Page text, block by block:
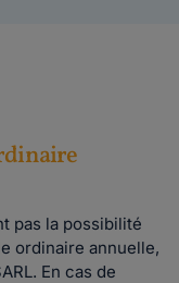
pas la possibilité
ordinaire annuelle,
En cas de